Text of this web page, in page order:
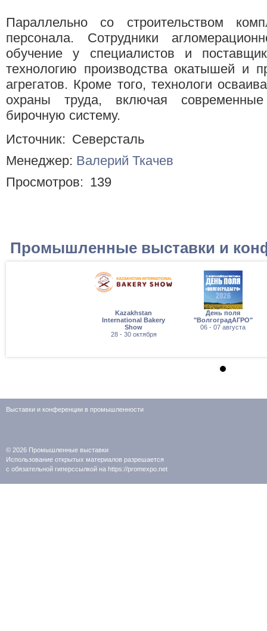
Параллельно со строительством
персонала. Сотрудники
обучение у специалистов и
технологию производства окатышей и
агрегатов. Кроме того, технологи
охраны труда, включая
бирочную систему.
Источник: Северсталь
Менеджер: Валерий Ткачев
Просмотров: 139
Промышленные выставки и
Kazakhstan
International Bakery
Show
28 - 30 октября
День поля
"ВолгоградАГРО"
06 - 07 августа
Выставки и конференции в промышленности
© 2026 Промышленные выставки
Использование открытых материалов разрешается
с обязательной гиперссылкой на https://promexpo.net